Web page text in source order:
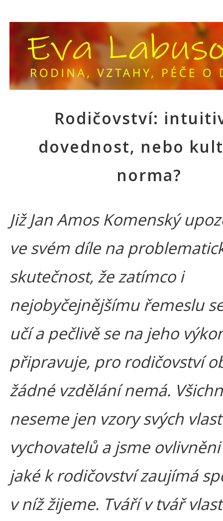
Rodičovství:
dovednost, nebo
norma?
Již Jan Amos Komenský
ve svém díle na
skutečnost, že zatímco i
nejobyčejnějšímu řemeslu
učí a pečlivě se na jeho
připravuje, pro rodičovství
žádné vzdělání nemá.
neseme jen vzory svých
vychovatelů a jsme
jaké k rodičovství zaujímá
v níž žijeme. Tváří v tvář